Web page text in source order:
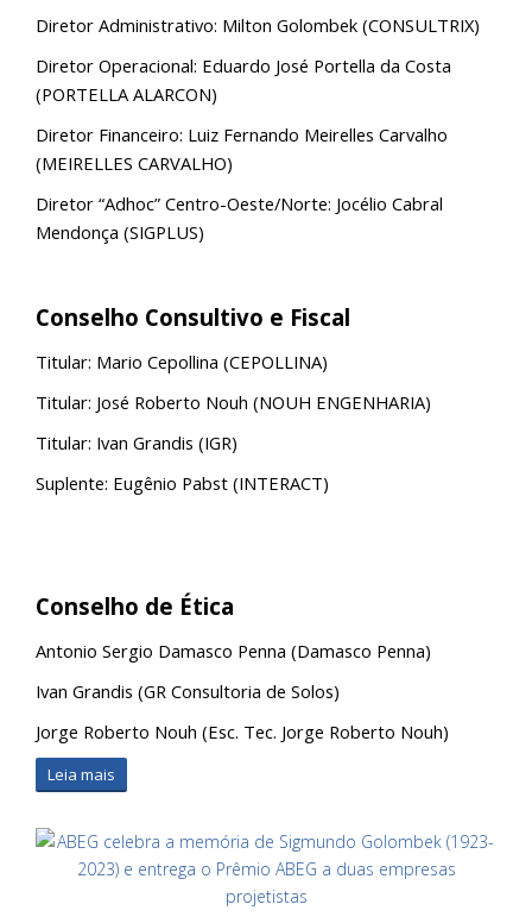
Diretor Administrativo: Milton Golombek (CONSULTRIX)
Diretor Operacional: Eduardo José Portella da Costa
(PORTELLA ALARCON)
Diretor Financeiro: Luiz Fernando Meirelles Carvalho
(MEIRELLES CARVALHO)
Diretor “Adhoc” Centro-Oeste/Norte: Jocélio Cabral
Mendonça (SIGPLUS)
Conselho Consultivo e Fiscal
Titular: Mario Cepollina (CEPOLLINA)
Titular: José Roberto Nouh (NOUH ENGENHARIA)
Titular: Ivan Grandis (IGR)
Suplente: Eugênio Pabst (INTERACT)
Conselho de Ética
Antonio Sergio Damasco Penna (Damasco Penna)
Ivan Grandis (GR Consultoria de Solos)
Jorge Roberto Nouh (Esc. Tec. Jorge Roberto Nouh)
Leia mais